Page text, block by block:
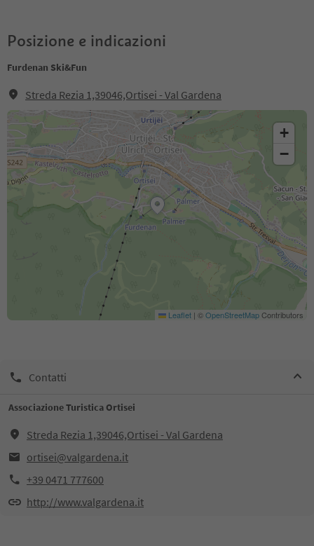
Posizione e indicazioni
Furdenan Ski&Fun
Streda Rezia 1,39046,Ortisei - Val Gardena
+
−
Leaflet | ©OpenStreetMapContributors
Contatti
Associazione Turistica Ortisei
Streda Rezia 1,39046,Ortisei - Val Gardena
ortisei@valgardena.it
+39 0471 777600
http://www.valgardena.it